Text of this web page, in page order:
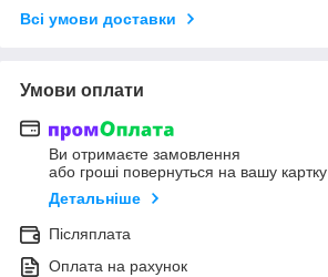
Всі умови доставки
Умови оплати
Ви отримаєте замовлення
або гроші повернуться на вашу картку
Детальніше
Післяплата
Оплата на рахунок